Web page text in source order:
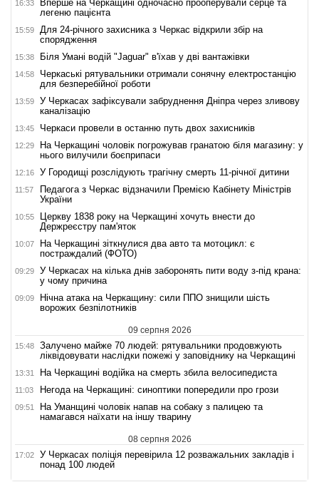
16:33
Вперше на Черкащині одночасно прооперували серце та
легеню пацієнта
15:59
Для 24-річного захисника з Черкас відкрили збір на
спорядження
15:38 Біля Умані водій "Jaguar" в'їхав у дві вантажівки
14:58
Черкаські рятувальники отримали сонячну електростанцію
для безперебійної роботи
13:59
У Черкасах зафіксували забруднення Дніпра через зливову
каналізацію
13:45 Черкаси провели в останню путь двох захисників
12:29
На Черкащині чоловік погрожував гранатою біля магазину: у
нього вилучили боєприпаси
12:16 У Городищі розслідують трагічну смерть 11-річної дитини
11:57
Педагога з Черкас відзначили Премією Кабінету Міністрів
України
10:55
Церкву 1838 року на Черкащині хочуть внести до
Держреєстру пам'яток
10:07
На Черкащині зіткнулися два авто та мотоцикл: є
постраждалий (ФОТО)
09:29
У Черкасах на кілька днів заборонять пити воду з-під крана:
у чому причина
09:09
Нічна атака на Черкащину: сили ППО знищили шість
ворожих безпілотників
09 серпня 2026
15:48
Залучено майже 70 людей: рятувальники продовжують
ліквідовувати наслідки пожежі у заповіднику на Черкащині
13:31 На Черкащині водійка на смерть збила велосипедиста
11:03 Негода на Черкащині: синоптики попередили про грози
09:51
На Уманщині чоловік напав на собаку з палицею та
намагався наїхати на іншу тварину
08 серпня 2026
17:02
У Черкасах поліція перевірила 12 розважальних закладів і
понад 100 людей